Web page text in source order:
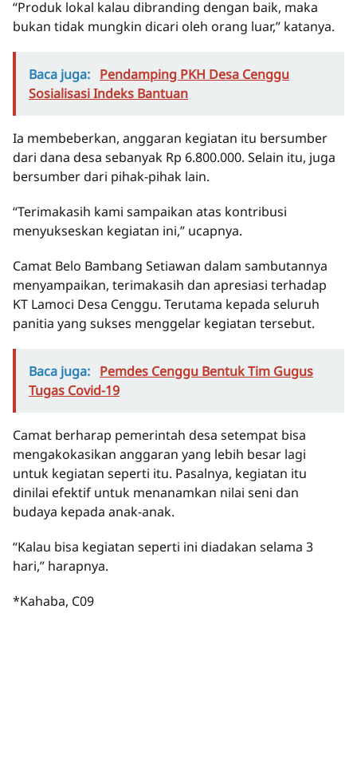
“Produk lokal kalau dibranding dengan baik, maka
bukan tidak mungkin dicari oleh orang luar,” katanya.
Baca juga: Pendamping PKH Desa Cenggu
Sosialisasi Indeks Bantuan
Ia membeberkan, anggaran kegiatan itu bersumber
dari dana desa sebanyak Rp 6.800.000. Selain itu, juga
bersumber dari pihak-pihak lain.
“Terimakasih kami sampaikan atas kontribusi
menyukseskan kegiatan ini,” ucapnya.
Camat Belo Bambang Setiawan dalam sambutannya
menyampaikan, terimakasih dan apresiasi terhadap
KT Lamoci Desa Cenggu. Terutama kepada seluruh
panitia yang sukses menggelar kegiatan tersebut.
Baca juga: Pemdes Cenggu Bentuk Tim Gugus
Tugas Covid-19
Camat berharap pemerintah desa setempat bisa
mengakokasikan anggaran yang lebih besar lagi
untuk kegiatan seperti itu. Pasalnya, kegiatan itu
dinilai efektif untuk menanamkan nilai seni dan
budaya kepada anak-anak.
“Kalau bisa kegiatan seperti ini diadakan selama 3
hari,” harapnya.
*Kahaba, C09